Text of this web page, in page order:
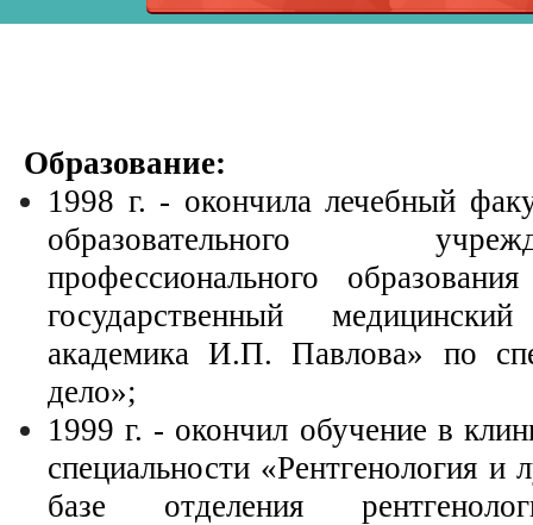
Образование:
1998 г. - окончила лечебный
образовательного
профессионального
государственный
академика И.П. Павлова» по
дело»;
1999 г. - окончил обучение в
специальности «Рентгенология и
базе отделения